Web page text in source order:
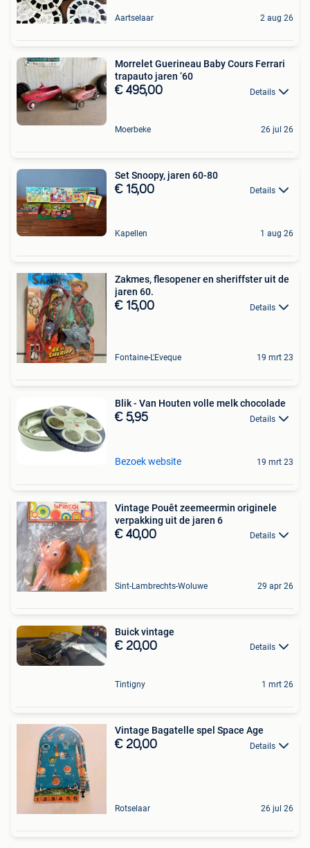
Aartselaar 2 aug 26
Morrelet Guerineau Baby Cours Ferrari
trapauto jaren ‘60
€ 495,00 Details
Moerbeke 26 jul 26
Set Snoopy, jaren 60-80
€ 15,00 Details
Kapellen 1 aug 26
Zakmes, flesopener en sheriffster uit de
jaren 60.
€ 15,00 Details
Fontaine-L'Eveque 19 mrt 23
Blik - Van Houten volle melk chocolade
€ 5,95 Details
Bezoek website 19 mrt 23
Vintage Pouêt zeemeermin originele
verpakking uit de jaren 6
€ 40,00 Details
Sint-Lambrechts-Woluwe 29 apr 26
Buick vintage
€ 20,00 Details
Tintigny 1 mrt 26
Vintage Bagatelle spel Space Age
€ 20,00 Details
Rotselaar 26 jul 26